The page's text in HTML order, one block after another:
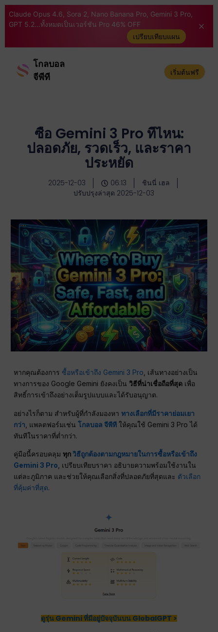
Claude Opus 4.6, Sora 2, Nano Banana Pro, Gemini 3 Pro,
GPT 5.2...ทั้งหมดเป็นเวอร์ชัน Pro 46% OFF
เปรียบเทียบแผน
โกลบอล
จีพีที
เริ่มต้นฟรี
ซื้อ Gemini 3 Pro ที่ไหน:
ปลอดภัย, รวดเร็ว, และราคา
ประหยัด
2025-12-03 06:13
ชินนี่ เฮล
ปรับปรุงล่าสุด 2025-12-03
หากคุณต้องการซื้อหรือเข้าถึง Gemini 3 Pro , เส้นทางอย่างเป็น
ทางการของ Google Gemini ยังคงเป็นวิธีที่น่าเชื่อถือที่สุด เพื่อ
สิทธิ์การเข้าถึงอย่างเต็มรูปแบบและได้รับอนุญาต.
อย่างไรก็ตาม สำหรับผู้ที่กำลังมองหาทางเลือกที่มีราคาย่อมเยา
กว่า , แพลตฟอร์มเช่นโกลบอล จีพีที ให้คุณใช้ Gemini 3 Pro ได้
ทันทีในราคาที่ต่ำกว่า.
คู่มือนี้ครอบคลุมทุกวิธีถูกต้องตามกฎหมายในการซื้อหรือเข้าถึง
Gemini 3 Pro , เปรียบเทียบราคา อธิบายความพร้อมใช้งานใน
แต่ละภูมิภาค และช่วยให้คุณเลือกสิ่งที่ปลอดภัยที่สุดและ ตัวเลือก
ที่คุ้มค่าที่สุด.
ดูรุ่น Gemini ที่มีอยู่ปัจจุบันบน GlobalGPT >